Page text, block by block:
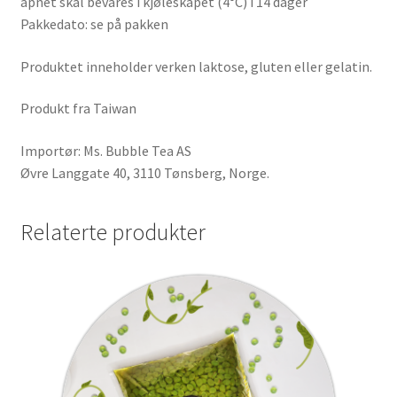
Pakkedato: se på pakken
Produktet inneholder verken laktose, gluten eller gelatin.
Produkt fra Taiwan
Importør: Ms. Bubble Tea AS
Øvre Langgate 40, 3110 Tønsberg, Norge.
Relaterte produkter